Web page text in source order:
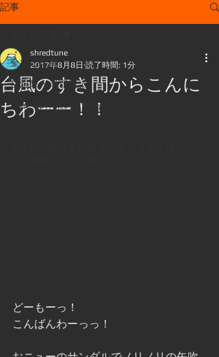
記事
全ての記事
岳温泉・湯守日記
tune-up作業のご報告
台風のすき間からこんに
ちわーー！！
shredtune
2017年8月8日 読了時間: 1分
どーもーっ！
こんばんわーっっ！